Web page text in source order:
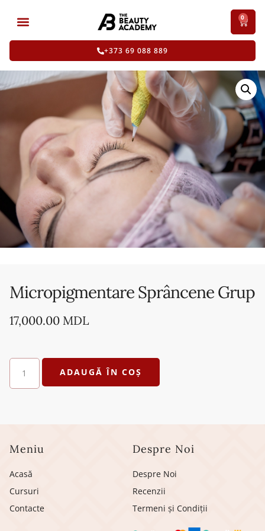
0
+373 69 088 889
Micropigmentare Sprâncene Grup
17,000.00 MDL
ADAUGĂ ÎN COȘ
Meniu
Acasă
Cursuri
Contacte
Despre Noi
Despre Noi
Recenzii
Termeni și Condiții